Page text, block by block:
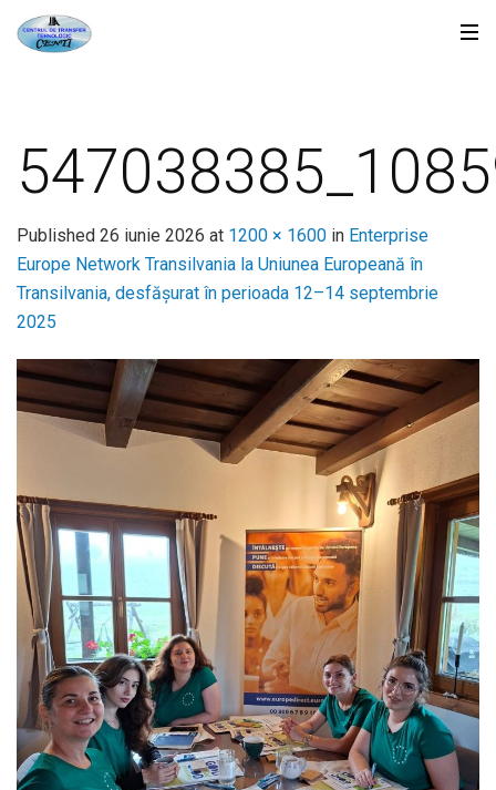
Published 26 iunie 2026 at 1200 × 1600 in Enterprise
Europe Network Transilvania la Uniunea Europeană în
Transilvania, desfășurat în perioada 12–14 septembrie
2025